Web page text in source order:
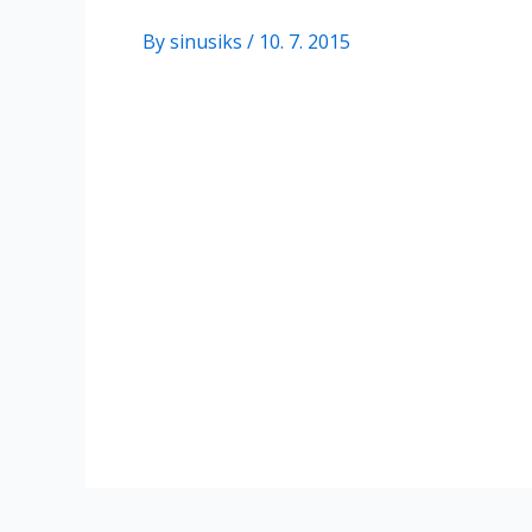
Bysinusiks / 10. 7. 2015